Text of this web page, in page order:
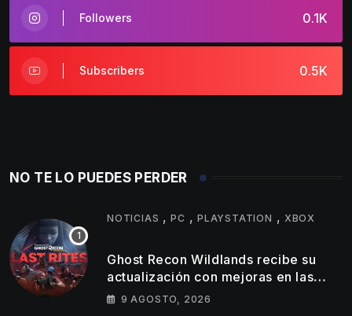
0.1K
Followers
0.5K
Subscribers
NO TE LO PUEDES PERDER
NOTICIAS ,PC ,PLAYSTATION , XBOX
Ghost Recon Wildlands recibe su
actualización con mejoras en las
consolas actuales y una nueva
9 AGOSTO, 2026